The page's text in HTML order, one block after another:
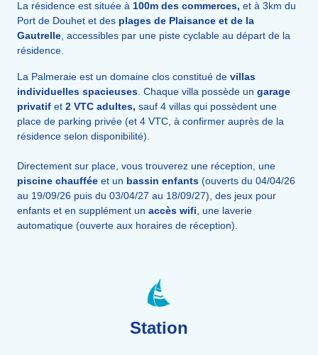
La résidence est située à 100m des commerces, et à 3km du
Port de Douhet et des plages de Plaisance et de la
Gautrelle , accessibles par une piste cyclable au départ de la
résidence.
La Palmeraie est un domaine clos constitué de villas
individuelles spacieuses . Chaque villa possède un garage
privatif et 2 VTC adultes, sauf 4 villas qui possèdent une
place de parking privée (et 4 VTC, à confirmer auprès de la
résidence selon disponibilité).
Directement sur place, vous trouverez une réception, une
piscine chauffée et un bassin enfants (ouverts du 04/04/26
au 19/09/26 puis du 03/04/27 au 18/09/27), des jeux pour
enfants et en supplément un accès wifi , une laverie
automatique (ouverte aux horaires de réception).
Station